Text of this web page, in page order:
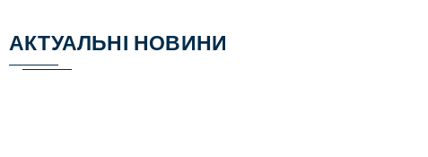
АКТУАЛЬНІ НОВИНИ